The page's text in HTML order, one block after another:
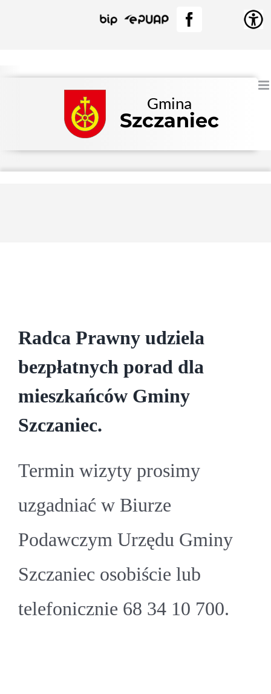
BIP EPUAPFacebook
Gmina
Szczaniec
Radca Prawny udziela
bezpłatnych porad dla
mieszkańców Gminy
Szczaniec.
Termin wizyty prosimy
uzgadniać w Biurze
Podawczym Urzędu Gminy
Szczaniec osobiście lub
telefonicznie 68 34 10 700.